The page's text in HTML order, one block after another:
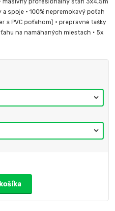
masívny profesionálny stan 3x4,5m
spoje • 100% nepremokavý poťah
s PVC poťahom) • prepravné tašky
na namáhaných miestach • 5x